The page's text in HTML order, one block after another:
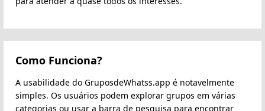
Como Funciona?
A usabilidade do GruposdeWhatss.app é notavelmente
simples. Os usuários podem explorar grupos em várias
categorias ou usar a barra de pesquisa para encontrar